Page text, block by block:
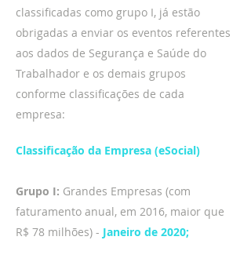
classificadas como grupo I, já estão
obrigadas a enviar os eventos referentes
aos dados de Segurança e Saúde do
Trabalhador e os demais grupos
conforme classificações de cada
empresa:
Classificação da Empresa (eSocial)
Grupo I: Grandes Empresas (com
faturamento anual, em 2016, maior que
R$ 78 milhões) - Janeiro de 2020;